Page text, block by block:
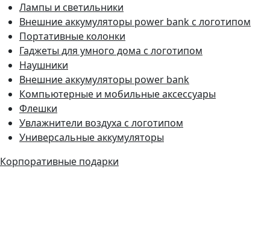
Лампы и светильники
Внешние аккумуляторы power bank с логотипом
Портативные колонки
Гаджеты для умного дома с логотипом
Наушники
Внешние аккумуляторы power bank
Компьютерные и мобильные аксессуары
Флешки
Увлажнители воздуха с логотипом
Универсальные аккумуляторы
Корпоративные подарки